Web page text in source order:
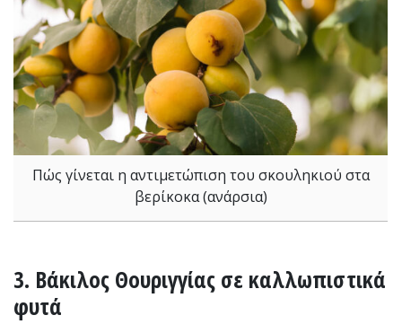
Πώς γίνεται η αντιμετώπιση του σκουληκιού στα
βερίκοκα (ανάρσια)
3. Βάκιλος Θουριγγίας σε καλλωπιστικά
φυτά